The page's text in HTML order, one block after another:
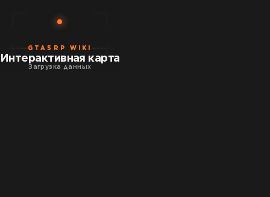
GTA5RP WIKI
Интерактивная карта
Загрузка данных